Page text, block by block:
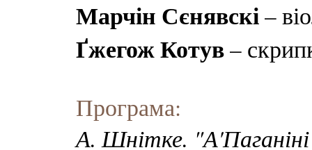
Марчін Сєнявскі–
Ґжегож Котув–
Програма:
А. Шнітке.